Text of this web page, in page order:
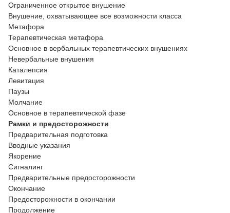
Ограниченное открытое внушение
Внушение, охватывающее все возможности класса
Метафора
Терапевтическая метафора
Основное в вербальных терапевтических внушениях
Невербальные внушения
Каталепсия
Левитация
Паузы
Молчание
Основное в терапевтической фазе
Рамки и предосторожности
Предварительная подготовка
Вводные указания
Якорение
Сигналинг
Предварительные предосторожности
Окончание
Предосторожности в окончании
Продолжение